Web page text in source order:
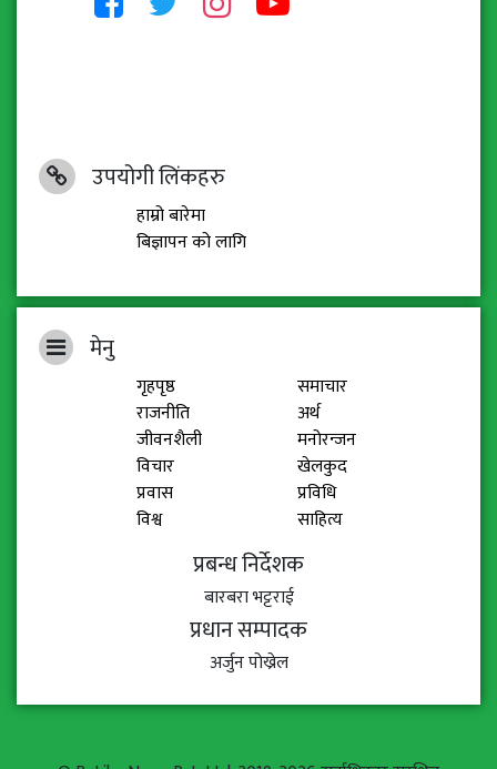
उपयोगी लिंकहरु
हाम्रो बारेमा
बिज्ञापन को लागि
मेनु
गृहपृष्ठ
समाचार
राजनीति
अर्थ
जीवनशैली
मनोरन्जन
विचार
खेलकुद
प्रवास
प्रविधि
विश्व
साहित्य
प्रबन्ध निर्देशक
बारबरा भट्टराई
प्रधान सम्पादक
अर्जुन पोख्रेल